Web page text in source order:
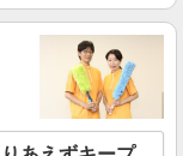
細を見る